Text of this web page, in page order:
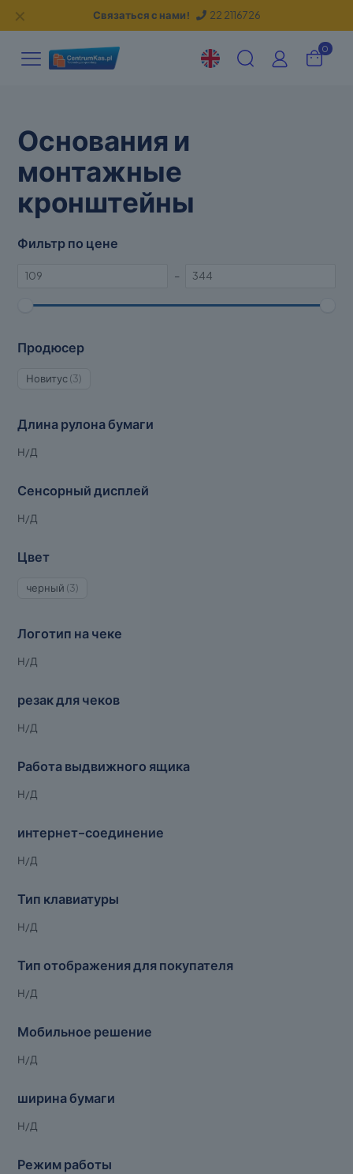
Связаться с нами! 22 2116726
✕
0
Основания и
монтажные
кронштейны
Фильтр по цене
–
Продюсер
Новитус 33
Длина рулона бумаги
Н/Д
Сенсорный дисплей
Н/Д
Цвет
черный 33
Логотип на чеке
Н/Д
резак для чеков
Н/Д
Работа выдвижного ящика
Н/Д
интернет-соединение
Н/Д
Тип клавиатуры
Н/Д
Тип отображения для покупателя
Н/Д
Мобильное решение
Н/Д
ширина бумаги
Н/Д
Режим работы